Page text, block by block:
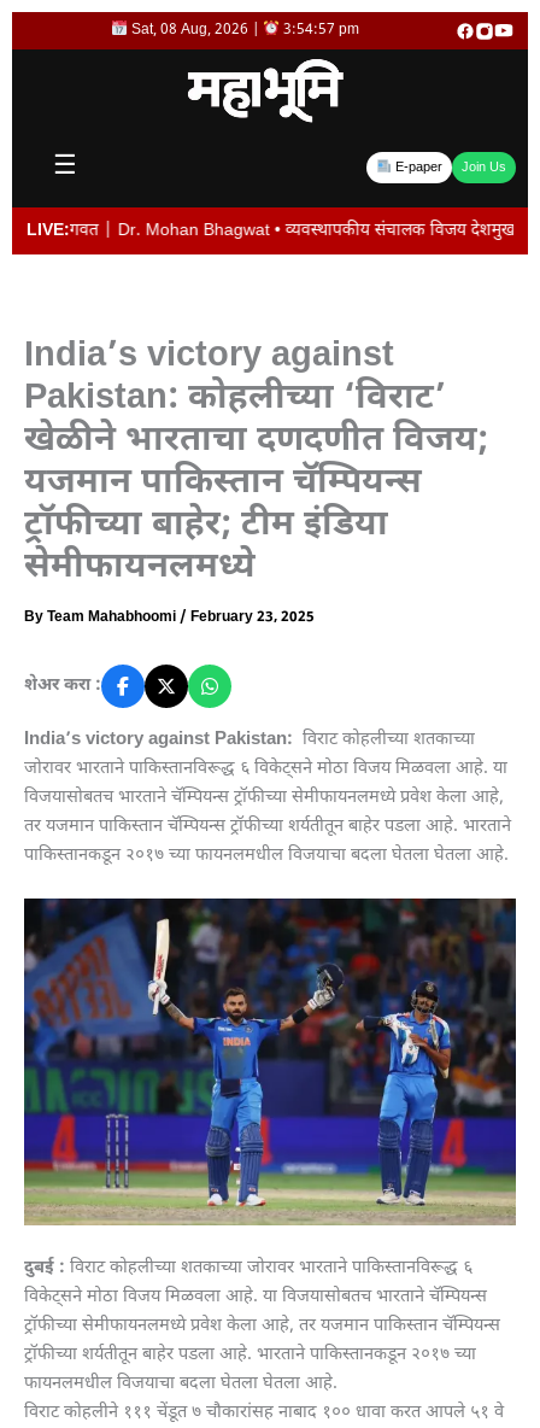
Skip
Sat, 08 Aug, 2026 | 3:54:57 pm
☰ E-paper Join Us
LIVE:
Dr. Mohan Bhagwat • व्यवस्थापकीय संचालक विजय देशमुख यांची बदली न
India’s victory against
Pakistan: कोहलीच्या ‘विराट’
खेळीने भारताचा दणदणीत विजय;
यजमान पाकिस्तान चॅम्पियन्स
ट्रॉफीच्या बाहेर; टीम इंडिया
सेमीफायनलमध्ये
ByTeam Mahabhoomi/ February 23, 2025
शेअर करा :
India’s victory against Pakistan: विराट कोहलीच्या शतकाच्या
जोरावर भारताने पाकिस्तानविरूद्ध ६ विकेट्सने मोठा विजय मिळवला आहे. या
विजयासोबतच भारताने चॅम्पियन्स ट्रॉफीच्या सेमीफायनलमध्ये प्रवेश केला आहे,
तर यजमान पाकिस्तान चॅम्पियन्स ट्रॉफीच्या शर्यतीतून बाहेर पडला आहे. भारताने
पाकिस्तानकडून २०१७ च्या फायनलमधील विजयाचा बदला घेतला घेतला आहे.
दुबई : विराट कोहलीच्या शतकाच्या जोरावर भारताने पाकिस्तानविरूद्ध ६
विकेट्सने मोठा विजय मिळवला आहे. या विजयासोबतच भारताने चॅम्पियन्स
ट्रॉफीच्या सेमीफायनलमध्ये प्रवेश केला आहे, तर यजमान पाकिस्तान चॅम्पियन्स
ट्रॉफीच्या शर्यतीतून बाहेर पडला आहे. भारताने पाकिस्तानकडून २०१७ च्या
फायनलमधील विजयाचा बदला घेतला घेतला आहे.
विराट कोहलीने १११ चेंडूत ७ चौकारांसह नाबाद १०० धावा करत आपले ५१ वे